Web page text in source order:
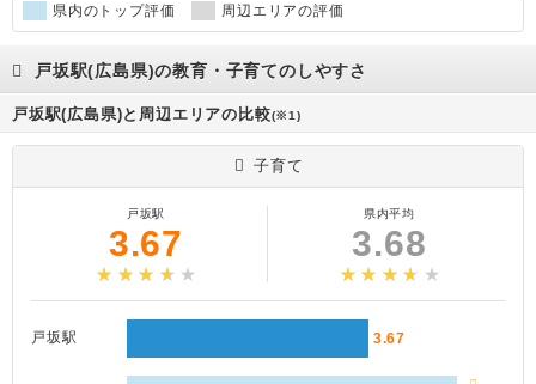
県内のトップ評価 周辺エリアの評価
戸坂駅(広島県)の教育・子育てのしやすさ
戸坂駅(広島県)と周辺エリアの比較(※1)
子育て
戸坂駅
3.67
県内平均
3.68
戸坂駅 3.67